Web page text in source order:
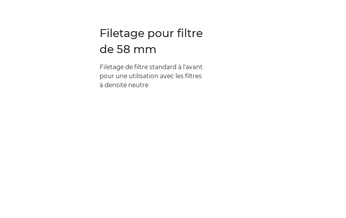
Filetage pour filtre
de 58 mm
Filetage de filtre standard à l'avant
pour une utilisation avec les filtres
à densité neutre